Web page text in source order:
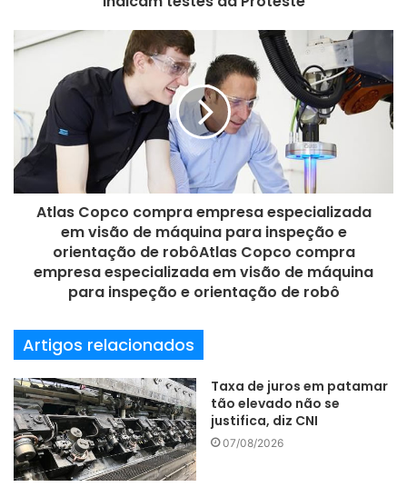
14) Publicidade e Propaganda – R$ 874,50
15) Psicologia – 871,86
16) Serviço Social – R$ 848,32
17) Letras – R$ 824,56
18) Enfermagem – R$ 804,98
19) Pedagogia – R$ 780,11
20) Tecnologia em Gestão de Recursos Humanos – R$
777,70
Fonte: Ipesi
Engenharia Estágio
e
l
Atlas Copco compra empresa especializada
em visão de máquina para inspeção e
orientação de robôAtlas Copco compra
empresa especializada em visão de máquina
para inspeção e orientação de robô
Artigos relacionados
Taxa de juros em patamar
tão elevado não se
justifica, diz CNI
07/08/2026